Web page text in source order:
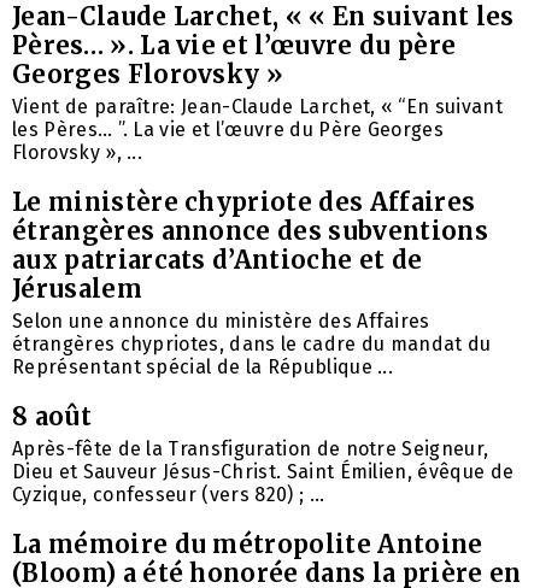
Jean-Claude Larchet, « « En suivant les
Pères… ». La vie et l’œuvre du père
Georges Florovsky »
Vient de paraître: Jean-Claude Larchet, « “En suivant
les Pères… ”. La vie et l’œuvre du Père Georges
Florovsky », ...
Le ministère chypriote des Affaires
étrangères annonce des subventions
aux patriarcats d’Antioche et de
Jérusalem
Selon une annonce du ministère des Affaires
étrangères chypriotes, dans le cadre du mandat du
Représentant spécial de la République ...
8 août
Après-fête de la Transfiguration de notre Seigneur,
Dieu et Sauveur Jésus-Christ. Saint Émilien, évêque de
Cyzique, confesseur (vers 820) ; ...
La mémoire du métropolite Antoine
(Bloom) a été honorée dans la prière en